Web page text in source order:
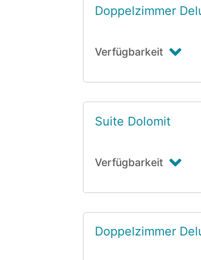
Doppelzimmer
Verfügbarkeit
Suite Dolomit
Verfügbarkeit
Doppelzimmer